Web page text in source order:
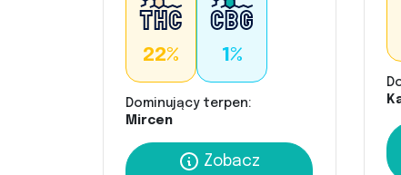
22% 1%
Dominujący terpen:
Mircen
Zobacz